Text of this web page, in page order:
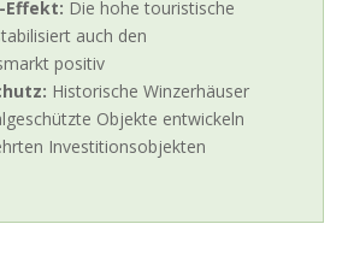
Effekt: Die hohe touristische
auch den
positiv
Historische Winzerhäuser
Objekte entwickeln
Investitionsobjekten